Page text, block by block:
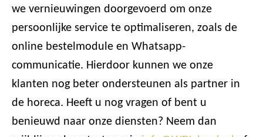
we vernieuwingen doorgevoerd om onze
persoonlijke service te optimaliseren, zoals de
online bestelmodule en Whatsapp-
communicatie. Hierdoor kunnen we onze
klanten nog beter ondersteunen als partner in
de horeca. Heeft u nog vragen of bent u
benieuwd naar onze diensten? Neem dan